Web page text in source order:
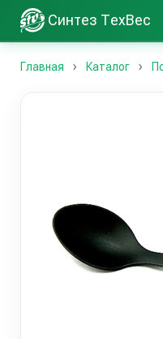
Синтез ТехВес
Главная Каталог